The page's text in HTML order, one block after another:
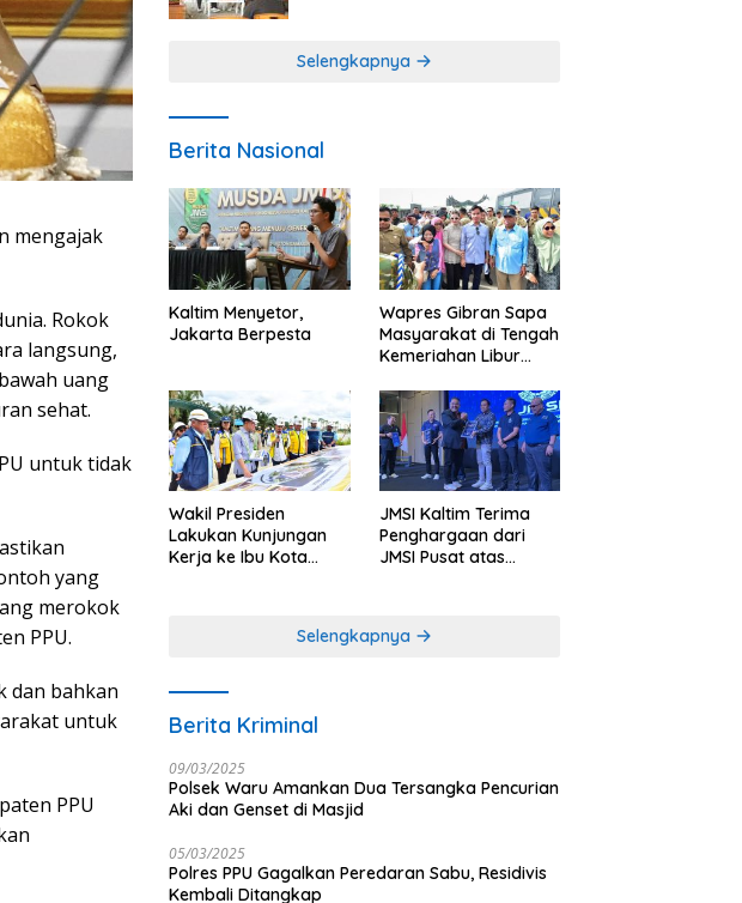
mengajak
Rokok
langsung,
uang
sehat.
untuk tidak
yang
merokok
PPU.
dan bahkan
untuk
PPU
Selengkapnya
Berita Nasional
Kaltim Menyetor,
Jakarta Berpesta
Wapres Gibran Sapa
Masyarakat di Tengah
Kemeriahan Libur
Wakil Presiden
Lakukan Kunjungan
Kerja ke Ibu Kota
JMSI Kaltim Terima
Penghargaan dari
JMSI Pusat atas
Jurnalistik
Selengkapnya
Berita Kriminal
09/03/2025
Polsek Waru Amankan Dua Tersangka Pencurian
Aki dan Genset di Masjid
05/03/2025
Polres PPU Gagalkan Peredaran Sabu, Residivis
Kembali Ditangkap